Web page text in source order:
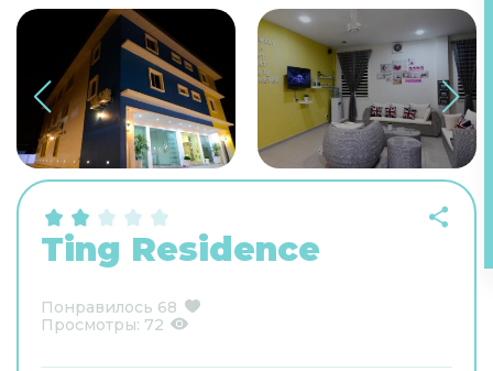
Ting Residence
Понравилось 68
Просмотры: 72